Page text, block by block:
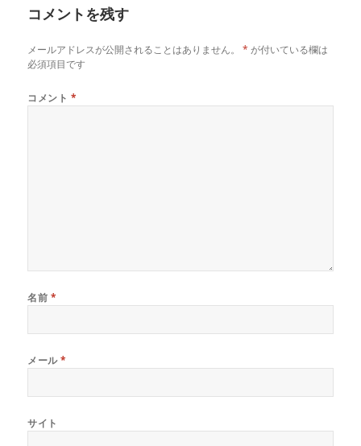
コメントを残す
メールアドレスが公開されることはありません。 * が付いている欄は
必須項目です
コメント *
名前 *
メール*
サイト